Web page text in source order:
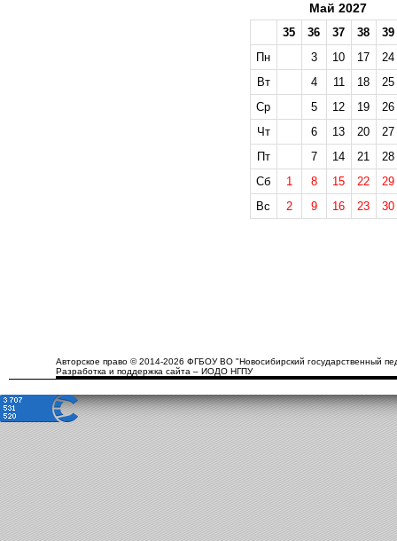
Май 2027
35 36 37 38
39
Пн
3 10 17
24
Вт
4 11 18
25
Ср
5 12 19
26
Чт
6 13 20
27
Пт
7 14 21
28
Сб
1 8 15 22
29
Вс
2 9 16 23 30
Авторское право © 2014-2026 ФГБОУ ВО "Новосибирский государственный
Разработка и поддержка сайта – ИОДО НГПУ